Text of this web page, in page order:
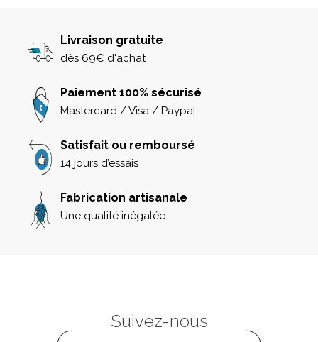
Livraison gratuite
dès 69€ d'achat
Paiement 100% sécurisé
Mastercard / Visa / Paypal
Satisfait ou remboursé
14 jours d’essais
Fabrication artisanale
Une qualité inégalée
Suivez-nous